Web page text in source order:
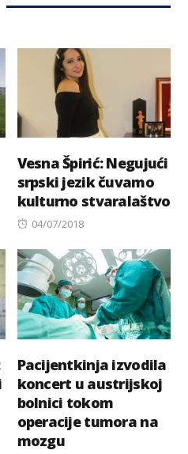
Vesna Špirić: Negujući
srpski jezik čuvamo
kulturno stvaralaštvo
Posted
04/07/2018
Pacijentkinja izvodila
koncert u austrijskoj
bolnici tokom
operacije tumora na
mozgu